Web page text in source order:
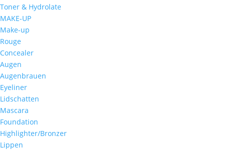
Toner & Hydrolate
MAKE-UP
Make-up
Rouge
Concealer
Augen
Augenbrauen
Eyeliner
Lidschatten
Mascara
Foundation
Highlighter/Bronzer
Lippen